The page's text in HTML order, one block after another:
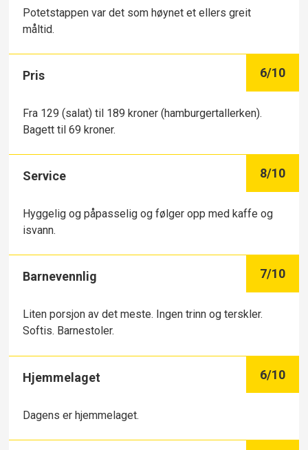
Potetstappen var det som høynet et ellers greit
måltid.
Pris 6/10
Fra 129 (salat) til 189 kroner (hamburgertallerken).
Bagett til 69 kroner.
Service 8/10
Hyggelig og påpasselig og følger opp med kaffe og
isvann.
Barnevennlig 7/10
Liten porsjon av det meste. Ingen trinn og terskler.
Softis. Barnestoler.
Hjemmelaget 6/10
Dagens er hjemmelaget.